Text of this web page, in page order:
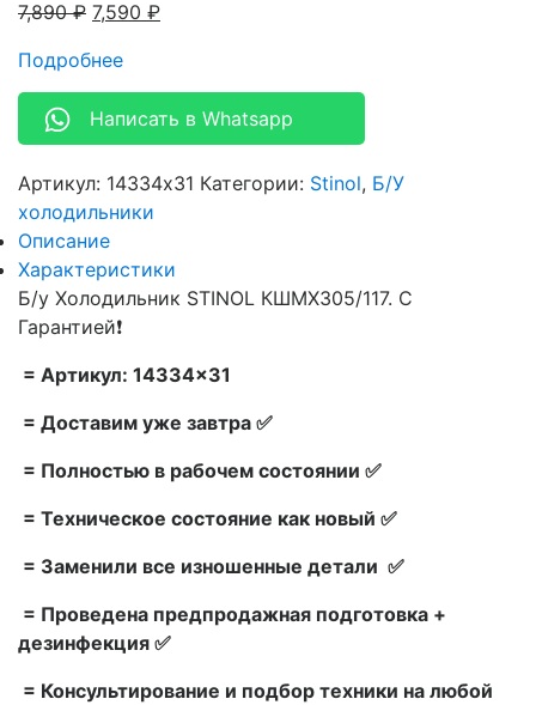
7,890₽ 7,590 ₽
Подробнее
Написать в Whatsapp
Артикул: 14334x31 Категории: Stinol, Б/У
холодильники
Описание
Характеристики
Б/у Холодильник STINOL КШМХ305/117. С
Гарантией❗
= Артикул: 14334×31
= Доставим уже завтра ✅
= Полностью в рабочем состоянии ✅
= Техническое состояние как новый ✅
= Заменили все изношенные детали ✅
= Проведена предпродажная подготовка +
дезинфекция ✅
= Консультирование и подбор техники на любой